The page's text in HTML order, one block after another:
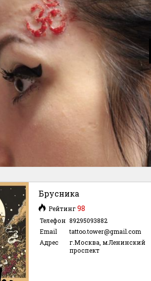
Брусника
Рейтинг98
Телефон 89295093882
Email
tattoo.tower@gmail.com
Адрес
г.Москва, м.Ленинский
проспект